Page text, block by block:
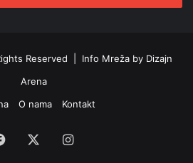
Reserved | Info Mreža by Dizajn
Arena
O nama Kontakt
Facebook Instagram